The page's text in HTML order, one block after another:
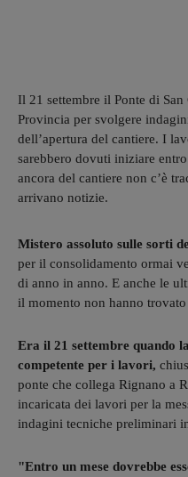
Il 21 settembre il Ponte di
Provincia per svolgere
dell’apertura del cantiere. I
sarebbero dovuti iniziare
ancora del cantiere non c’è
arrivano notizie.
Mistero assoluto sulle sorti
per il consolidamento ormai
di anno in anno. E anche le
il momento non hanno
Era il 21 settembre quando
competente per i lavori,
ponte che collega Rignano a
incaricata dei lavori per la
indagini tecniche preliminari
"Entro un mese dovrebbe